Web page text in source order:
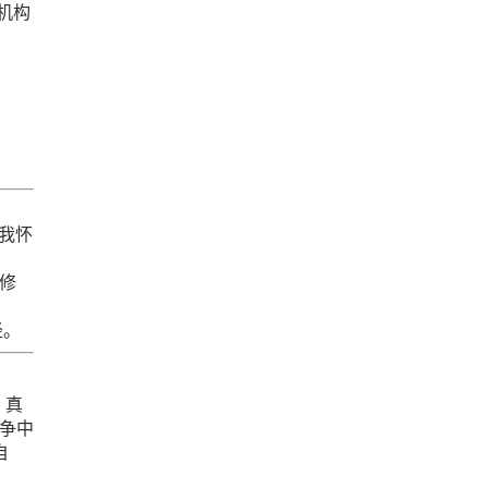
构
怀
真
中